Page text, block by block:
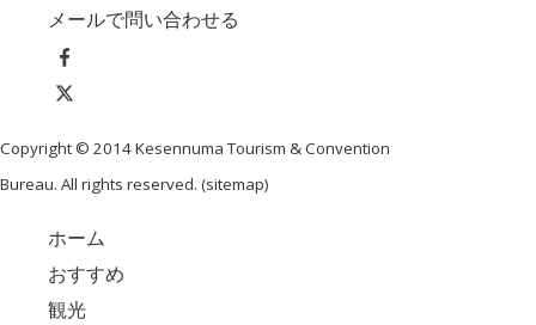
メールで問い合わせる
Copyright © 2014 Kesennuma Tourism & Convention
Bureau. All rights reserved. (sitemap)
ホーム
おすすめ
観光